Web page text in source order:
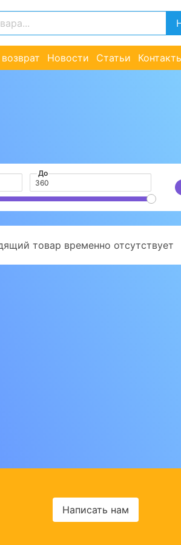
Новости Статьи
До
товар временно отсутствует
Написать нам